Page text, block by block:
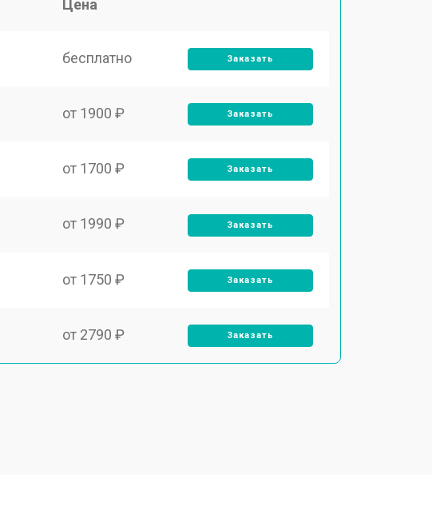
Цена
бесплатно Заказать
от 1900 ₽ Заказать
от 1700 ₽ Заказать
от 1990 ₽ Заказать
от 1750 ₽ Заказать
от 2790 ₽ Заказать